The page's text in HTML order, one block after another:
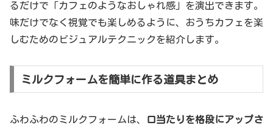
るだけで「カフェのようなおしゃれ感」を演出できます。
味だけでなく視覚でも楽しめるように、おうちカフェを楽
しむためのビジュアルテクニックを紹介します。
ミルクフォームを簡単に作る道具まとめ
ふわふわのミルクフォームは、
口当たりを格段にアップさ